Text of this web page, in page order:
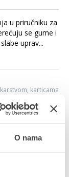
O nama
u priručniku za
se gume i
uprav...
karticama